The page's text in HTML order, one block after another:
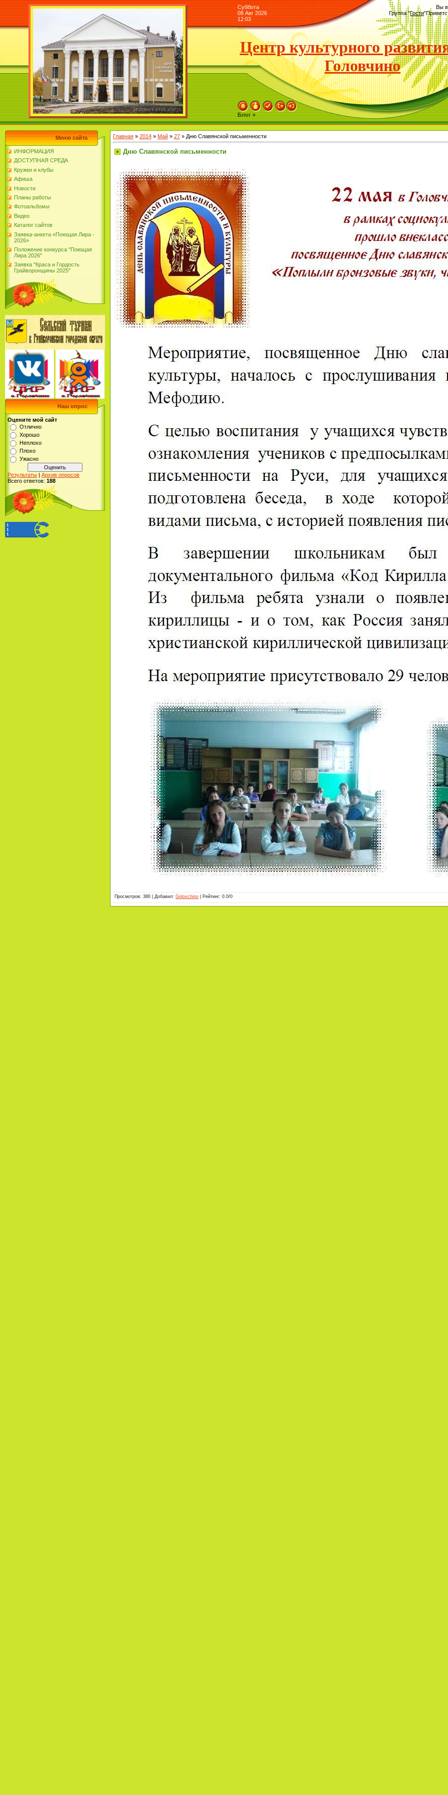
Суббота
08 Авг 2026
12:03
Вы
Группа"Гости"
Центр культурного
Головчино
Блог »
Меню сайта
ИНФОРМАЦИЯ
ДОСТУПНАЯ СРЕДА
Кружки и клубы
Афиша
Новости
Планы работы
Фотоальбомы
Видео
Каталог сайтов
Заявка-анкета «Поющая Лира -
2026»
Положение конкурса "Поющая
Лира 2026"
Заявка "Краса и Гордость
Грайворонщины 2025"
Наш опрос
Оцените мой сайт
Отлично
Хорошо
Неплохо
Плохо
Ужасно
Результаты | Архив опросов
Всего ответов: 188
Главная » 2014 » Май » 27 » Дню Славянской письменности
Дню Славянской письменности
Просмотров: 380 Добавил: Golovchino Рейтинг: 0.0/0